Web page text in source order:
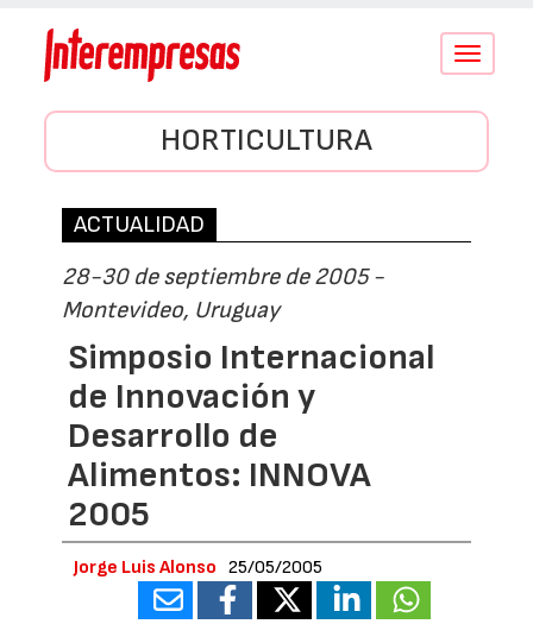
Conmutar
HORTICULTURA
ACTUALIDAD
28-30 de septiembre de 2005 -
Montevideo, Uruguay
Simposio Internacional
de Innovación y
Desarrollo de
Alimentos: INNOVA
2005
Jorge Luis Alonso 25/05/2005